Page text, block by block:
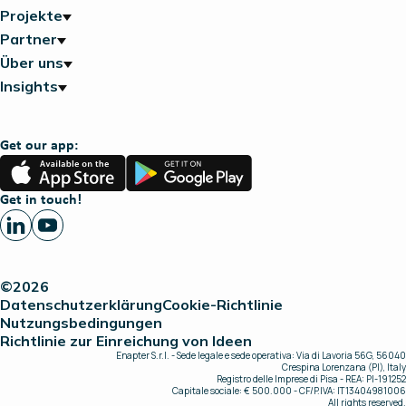
Projekte
Partner
Über uns
Insights
Get our app:
App
Store
Google
Play
Get in touch!
©2026
DatenschutzerklärungCookie-Richtlinie
Nutzungsbedingungen
Richtlinie zur Einreichung von Ideen
Enapter S.r.l. - Sede legale e sede operativa: Via di Lavoria 56G, 56040
Crespina Lorenzana (PI), Italy
Registro delle Imprese di Pisa - REA: PI-191252
Capitale sociale: € 500.000 - CF/P.IVA: IT13404981006
All rights reserved.